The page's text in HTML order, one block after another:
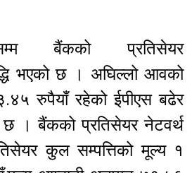
बैंकको प्रतिसेयर
भएको छ । अघिल्लो आवको
रुपैयाँ रहेको ईपीएस बढेर
। बैंकको प्रतिसेयर नेटवर्थ
कुल सम्पत्तिको मूल्य १